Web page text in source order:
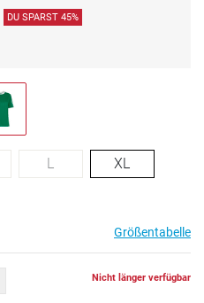
DU SPARST 45%
L XL
Größentabelle
Nicht länger verfügbar